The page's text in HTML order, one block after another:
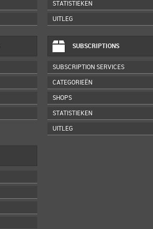
STATISTIEKEN
UITLEG
SUBSCRIPTIONS
SUBSCRIPTION SERVICES
CATEGORIEËN
SHOPS
STATISTIEKEN
UITLEG